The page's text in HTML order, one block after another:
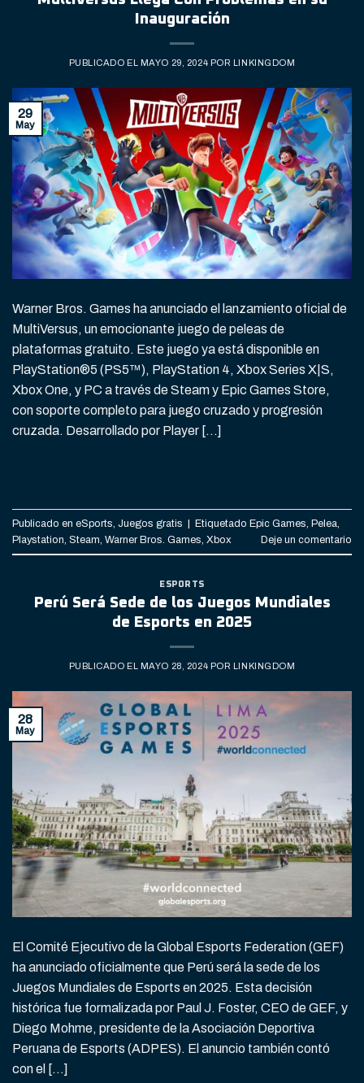
Inauguración
PUBLICADO EL MAYO 29, 2024 POR LINKINGDOM
29
May
Warner Bros. Games ha anunciado el lanzamiento oficial de
MultiVersus, un emocionante juego de peleas de
plataformas gratuito. Este juego ya está disponible en
PlayStation®5 (PS5™), PlayStation 4, Xbox Series X|S,
Xbox One, y PC a través de Steam y Epic Games Store,
con soporte completo para juego cruzado y progresión
cruzada. Desarrollado por Player […]
Publicado en eSports Juegos gratis | Etiquetado Epic Games Pelea
Playstation Steam Warner Bros. Games Xbox Deje un comentario
ESPORTS
Perú Será Sede de los Juegos Mundiales
de Esports en 2025
PUBLICADO EL MAYO 28, 2024 POR LINKINGDOM
28
May
El Comité Ejecutivo de la Global Esports Federation (GEF)
ha anunciado oficialmente que Perú será la sede de los
Juegos Mundiales de Esports en 2025. Esta decisión
histórica fue formalizada por Paul J. Foster, CEO de GEF, y
Diego Mohme, presidente de la Asociación Deportiva
Peruana de Esports (ADPES). El anuncio también contó
con el […]